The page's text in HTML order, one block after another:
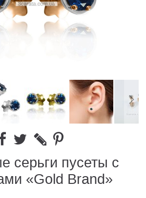
серьги пусеты с
«Gold Brand»